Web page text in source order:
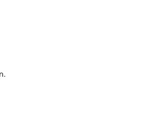
ist ausgeschöpft, eine